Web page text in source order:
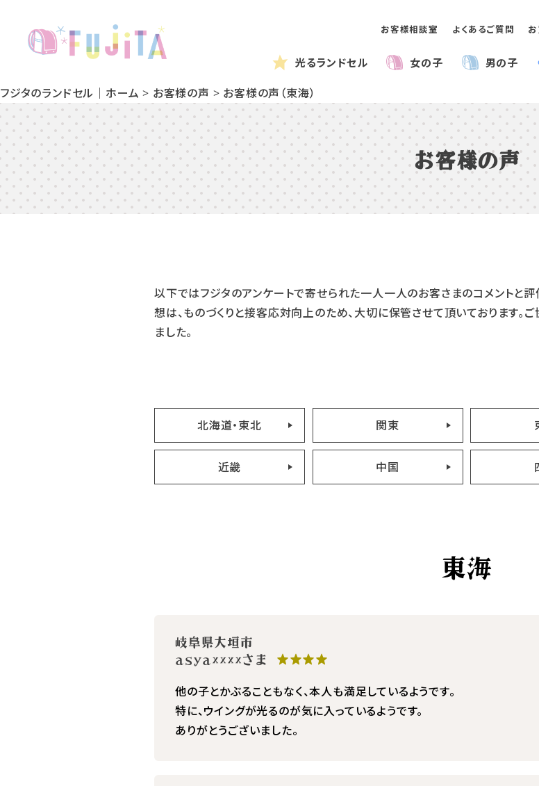
お客様相談室 よくあるご質問
光るランドセル 女の子 男の子
フジタのランドセル｜ホーム > お客様の声 > お客様の声（東海）
お客様の声
以下ではフジタのアンケートで寄せられた一人一人のお客さまのコメントと
想は、ものづくりと接客応対向上のため、大切に保管させて頂いております。
ました。
北海道・東北 関東
近畿 中国
東海
岐阜県大垣市
asya××××さま ★★★★
他の子とかぶることもなく、本人も満足しているようです。
特に、ウイングが光るのが気に入っているようです。
ありがとうございました。